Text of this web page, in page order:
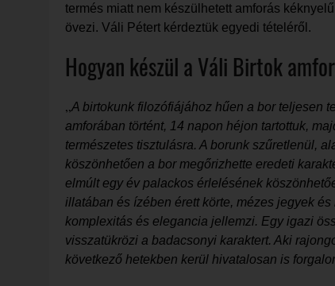
termés miatt nem készülhetett amforás
övezi. Váli Pétert kérdeztük egyedi tételéről.
Hogyan készül a Váli Birtok
„A birtokunk filozófiájához hűen a bor teljesen
amforában történt, 14 napon héjon tartottuk,
természetes tisztulásra. A borunk szűretlenül,
köszönhetően a bor megőrizhette eredeti
elmúlt egy év palackos érlelésének
illatában és ízében érett körte, mézes jegyek
komplexitás és elegancia jellemzi. Egy igazi
visszatükrözi a badacsonyi karaktert. Aki
következő hetekben kerül hivatalosan is